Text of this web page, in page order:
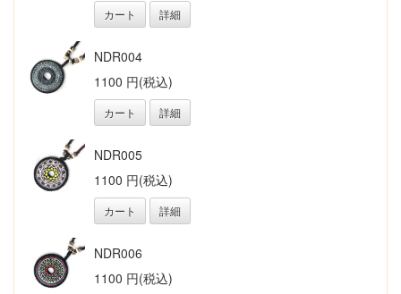
カート 詳細
NDR004
1100 円(税込)
カート 詳細
NDR005
1100 円(税込)
カート 詳細
NDR006
1100 円(税込)